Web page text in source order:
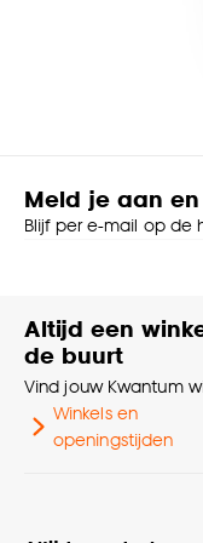
Meld je aan
Blijf per e-mail op de
Altijd een
de buurt
Vind jouw Kwantum
Winkels en
openingstijden